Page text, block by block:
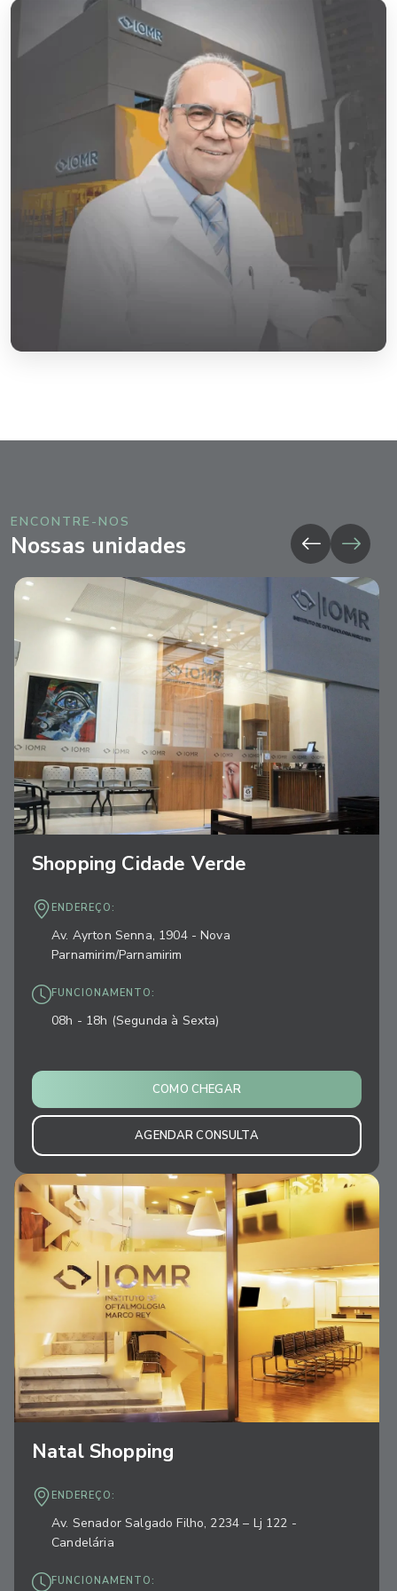
ENCONTRE-NOS
Nossas unidades
Shopping Cidade Verde
ENDEREÇO:
Av. Ayrton Senna, 1904 - Nova
Parnamirim/Parnamirim
FUNCIONAMENTO:
08h - 18h (Segunda à Sexta)
COMO CHEGAR
AGENDAR CONSULTA
Natal Shopping
ENDEREÇO:
Av. Senador Salgado Filho, 2234 – Lj 122 -
Candelária
FUNCIONAMENTO: